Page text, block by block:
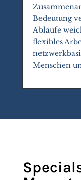
Bedeutung
Abläufe
flexibles
Menschen